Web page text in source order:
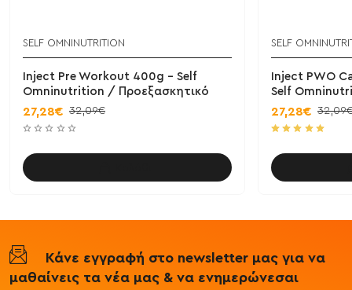
SELF OMNINUTRITION
Inject Pre Workout 400g - Self
Omninutrition / Προεξασκητικό
27,28€ 32,09€
SELF
Inject PWO
Self
27,28€
Κάνε εγγραφή στο newsletter μας για να
μαθαίνεις τα νέα μας & να ενημερώνεσαι